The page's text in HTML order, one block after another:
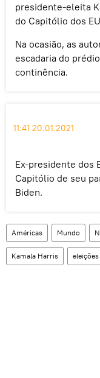
presidente-eleita
do Capitólio dos
Na ocasião, as
escadaria do
continência.
11:41 20.01.2021
Ex-presidente dos
Capitólio de seu
Biden.
Américas Mundo
Kamala Harris eleições